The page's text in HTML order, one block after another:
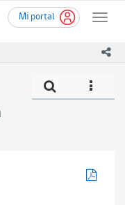
Mi portal
Toggle
icono